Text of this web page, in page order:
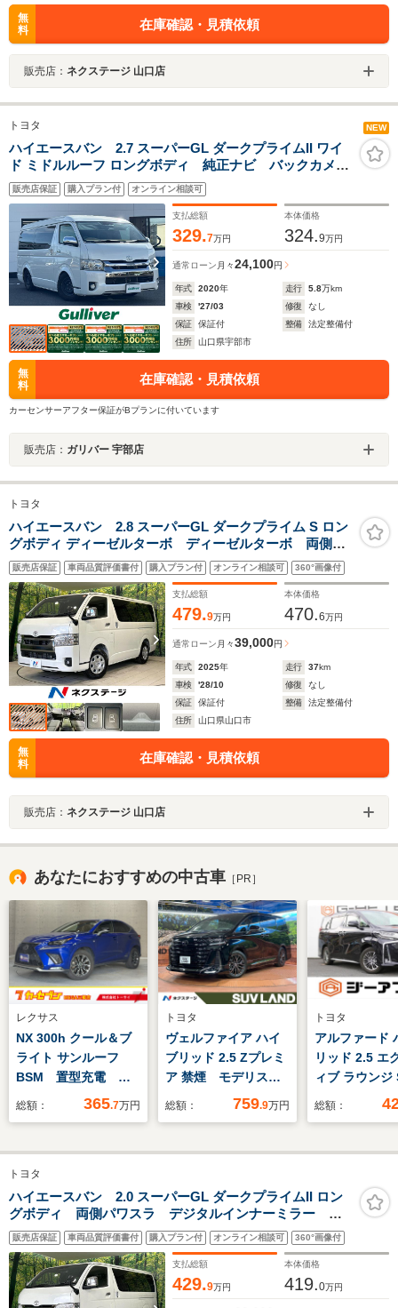
無
料
在庫確認・見積依頼
販売店： ネクステージ 山口店
トヨタ NEW
ハイエースバン 2.7 スーパーGL ダークプライムII ワイ
ド ミドルルーフ ロングボディ 純正ナビ バックカメ
ラ 両側パワースライドドア LKA LEDヘッドライ
ト ベッドキット スマートキー ETC デジタルイン
ナーミラー ドライブレコーダー 社外ハンドル/純正ハ
ンドルあり
販売店保証 購入プラン付 オンライン相談可
支払総額
329.7万円
本体価格
324.9万円
通常ローン 月々24,100円
年式 2020年 走行 5.8万km
車検
'27/03 修復
なし
保証
保証付 整備
法定整備付
住所
山口県宇部市
無
料
在庫確認・見積依頼
カーセンサーアフター保証がBプランに付いています
販売店： ガリバー 宇部店
トヨタ
ハイエースバン 2.8 スーパーGL ダークプライム S ロン
グボディ ディーゼルターボ ディーゼルターボ 両側パ
ワスラ ハーフレザーシート セーフティセンス クリ
アランスソナー LEDヘッドライト スマートキー オ
ートハイビーム オートエアコン 禁煙車 ワンオーナ
ー
販売店保証 車両品質評価書付 購入プラン付 オンライン相談可 360°画像付
支払総額
479.9万円
本体価格
470.6万円
通常ローン 月々39,000円
年式 2025年 走行 37km
車検
'28/10 修復
なし
保証
保証付 整備
法定整備付
住所
山口県山口市
無
料
在庫確認・見積依頼
販売店： ネクステージ 山口店
あなたにおすすめの中古車 ［PR］
レクサス
NX 300h クール＆ブ
ライト サンルーフ
BSM 置型充電 全
方位モニター 前後ド
ETC2.0 ステアリン
グヒーター 衝突軽
減 クルーズコントロ
ール パワーシート
バックカメラ スマー
トキー
総額： 365.7万円
トヨタ
ヴェルファイア ハイ
ブリッド 2.5 Zプレミ
ア 禁煙 モデリスタ
エアロ ガラスルー
メラ 純正14型ナ
軽減 レーダークルー
ズ 電動リアゲート
前席シートエアコン
ブラインドスポットモ
ニター
総額： 759.9万円
トヨタ
アルファード
リッド 2.5 エ
ィブ ラウンジ
Four 4WD 純
冷ベンチレ
両側電動ス
ワーシート&
ア ステアリ
ター 360度
運転支援 衝
総額：
トヨタ
ハイエースバン 2.0 スーパーGL ダークプライムII ロン
グボディ 両側パワスラ デジタルインナーミラー セ
ーフティセンス クリアランスソナー LEDヘッドライ
ト スマートキー 100V電源 オートハイビーム オー
トエアコン 禁煙車 ワンオーナー
販売店保証 車両品質評価書付 購入プラン付 オンライン相談可 360°画像付
支払総額
429.9万円
本体価格
419.0万円